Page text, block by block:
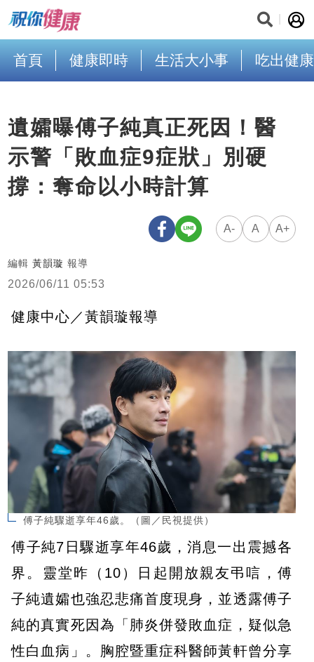
首頁 健康即時 生活大小事 吃出健康
遺孀曝傅子純真正死因！醫
示警「敗血症9症狀」別硬
撐：奪命以小時計算
A- A A+
編輯 黃韻璇 報導
2026/06/11 05:53
健康中心／黃韻璇報導
傅子純驟逝享年46歲。（圖／民視提供）
傅子純7日驟逝享年46歲，消息一出震撼各
界。靈堂昨（10）日起開放親友弔唁，傅
子純遺孀也強忍悲痛首度現身，並透露傅子
純的真實死因為「肺炎併發敗血症，疑似急
性白血病」。胸腔暨重症科醫師黃軒曾分享